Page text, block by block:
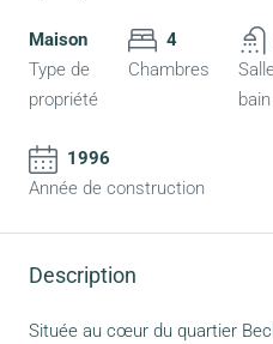
Maison
Type de
propriété
4
Chambres
bain
1996
Année de construction
Description
Située au cœur du quartier